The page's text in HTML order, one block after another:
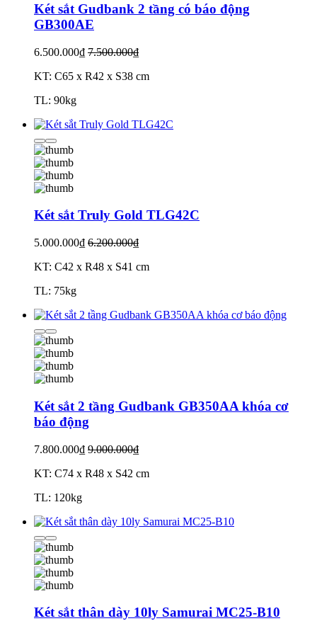
Két sắt Gudbank 2 tầng có báo động
GB300AE
6.500.000₫ 7.500.000₫
KT: C65 x R42 x S38 cm
TL: 90kg
Két sắt Truly Gold TLG42C
5.000.000₫ 6.200.000₫
KT: C42 x R48 x S41 cm
TL: 75kg
Két sắt 2 tầng Gudbank GB350AA khóa cơ
báo động
7.800.000₫ 9.000.000₫
KT: C74 x R48 x S42 cm
TL: 120kg
Két sắt thân dày 10ly Samurai MC25-B10